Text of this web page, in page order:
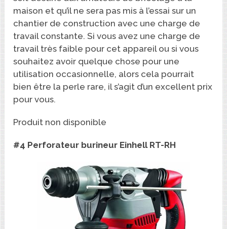
maison et qu’il ne sera pas mis à l’essai sur un
chantier de construction avec une charge de
travail constante. Si vous avez une charge de
travail très faible pour cet appareil ou si vous
souhaitez avoir quelque chose pour une
utilisation occasionnelle, alors cela pourrait
bien être la perle rare, il s’agit d’un excellent prix
pour vous.
Produit non disponible
#4 Perforateur burineur Einhell RT-RH